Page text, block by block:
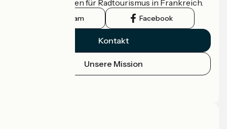
offizielle Leitfaden für Radtourismus in Frankreich.
Instagram Facebook
Kontakt
Unsere Mission